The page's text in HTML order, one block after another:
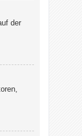
der